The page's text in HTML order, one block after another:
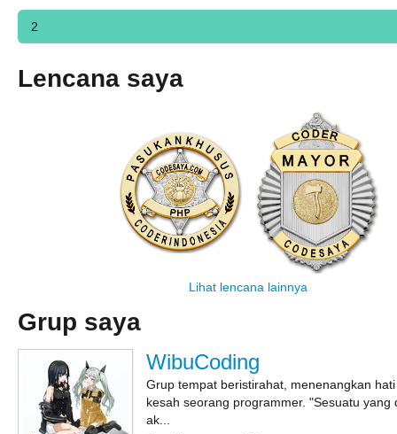
2
Lencana saya
Lihat lencana lainnya
Grup saya
WibuCoding
Grup tempat beristirahat, menenangkan
kesah seorang programmer. "Sesuatu yang
ak...